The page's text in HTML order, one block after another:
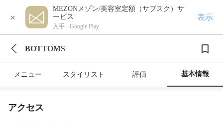
×
MEZONメゾン/美容室定額（サブスク）サ
ービス
入手 - Google Play
表示
BOTTOMS
メニュー スタイリスト 評価 基本情報
アクセス